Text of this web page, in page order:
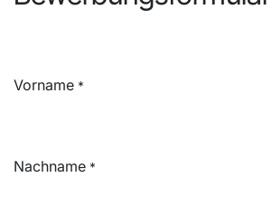
Vorname *
Nachname *